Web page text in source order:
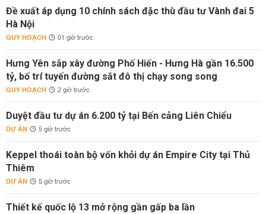
Đề xuất áp dụng 10 chính sách đặc thù đầu tư Vành đai 5
Hà Nội
QUY HOẠCH 01 giờ trước
Hưng Yên sắp xây đường Phố Hiến - Hưng Hà gần 16.500
tỷ, bố trí tuyến đường sắt đô thị chạy song song
QUY HOẠCH 2 giờ trước
Duyệt đầu tư dự án 6.200 tỷ tại Bến cảng Liên Chiểu
DỰ ÁN 5 giờ trước
Keppel thoái toàn bộ vốn khỏi dự án Empire City tại Thủ
Thiêm
DỰ ÁN 5 giờ trước
Thiết kế quốc lộ 13 mở rộng gần gấp ba lần